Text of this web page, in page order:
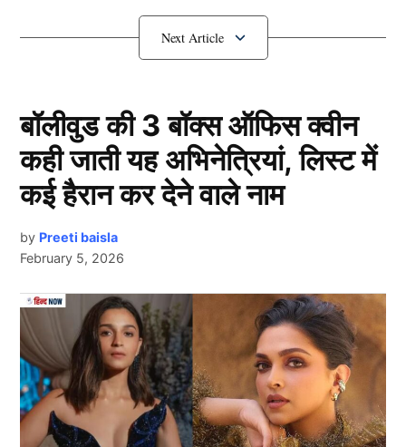
गंभीर से हुई बड़ी गलती, इस खिलाड़ी को किया
हम जिस खिलाड़ी की बात कर रहे हैं वह कोई और नहीं बल्कि
श्रेयस अय्यर(Shreyas Iyer) हैं। अय्यर ने आईपीएल 2025 में
पंजाब किंग्स को उपविजेता बनाने में अहम भूमिका निभाई थी।
उन्होंने 50+ की औसत और 175.07 की स्ट्राइक रेट से 604 रन
Next Article
बॉलीवुड की 3 बॉक्स ऑफिस क्वीन
कही जाती यह अभिनेत्रियां, लिस्ट में
कई हैरान कर देने वाले नाम
by Preeti baisla
February 5, 2026